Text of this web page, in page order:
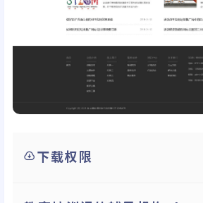
下载权限